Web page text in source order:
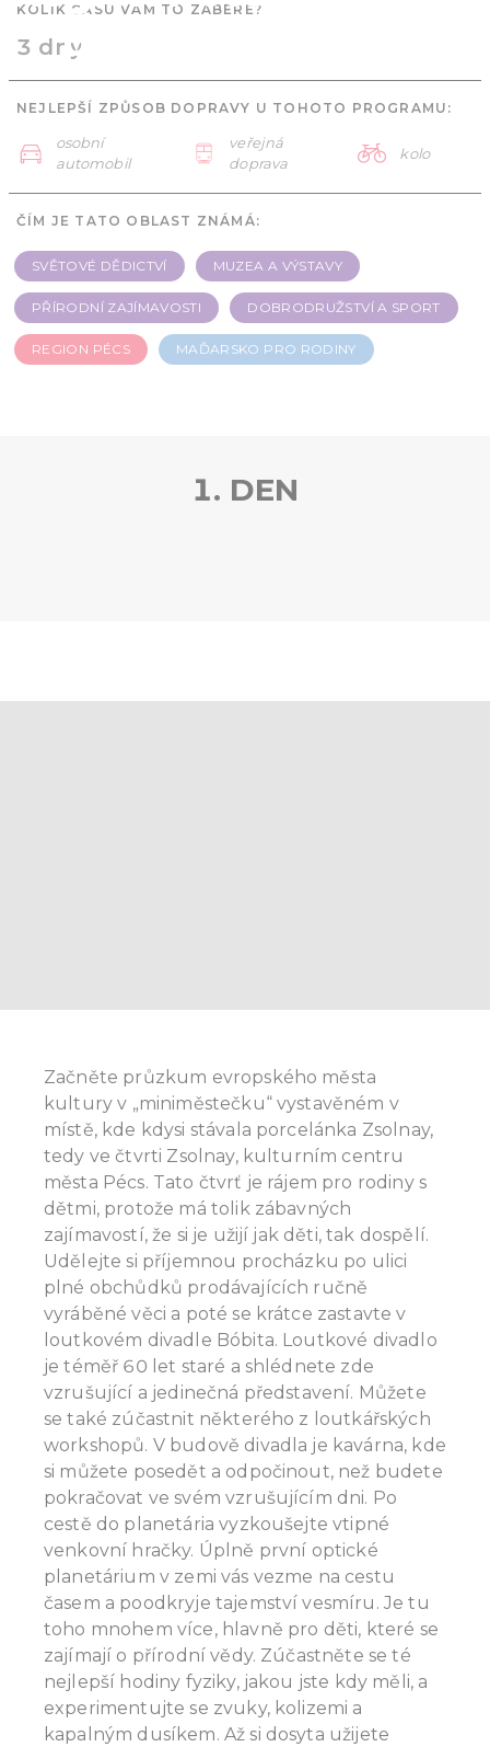
pro rodiny - 3 dny
KOLIK ČASU VÁM TO ZABERE?
3 dny
NEJLEPŠÍ ZPŮSOB DOPRAVY U TOHOTO PROGRAMU:
osobní
automobil
veřejná
doprava
kolo
ČÍM JE TATO OBLAST ZNÁMÁ:
SVĚTOVÉ DĚDICTVÍ MUZEA A VÝSTAVY
PŘÍRODNÍ ZAJÍMAVOSTI DOBRODRUŽSTVÍ A SPORT
REGION PÉCS MAĎARSKO PRO RODINY
1. DEN
Začněte průzkum evropského města
kultury v „miniměstečku“ vystavěném v
místě, kde kdysi stávala porcelánka Zsolnay,
tedy ve čtvrti Zsolnay, kulturním centru
města Pécs. Tato čtvrť je rájem pro rodiny s
dětmi, protože má tolik zábavných
zajímavostí, že si je užijí jak děti, tak dospělí.
Udělejte si příjemnou procházku po ulici
plné obchůdků prodávajících ručně
vyráběné věci a poté se krátce zastavte v
loutkovém divadle Bóbita. Loutkové divadlo
je téměř 60 let staré a shlédnete zde
vzrušující a jedinečná představení. Můžete
se také zúčastnit některého z loutkářských
workshopů. V budově divadla je kavárna, kde
si můžete posedět a odpočinout, než budete
pokračovat ve svém vzrušujícím dni. Po
cestě do planetária vyzkoušejte vtipné
venkovní hračky. Úplně první optické
planetárium v zemi vás vezme na cestu
časem a poodkryje tajemství vesmíru. Je tu
toho mnohem více, hlavně pro děti, které se
zajímají o přírodní vědy. Zúčastněte se té
nejlepší hodiny fyziky, jakou jste kdy měli, a
experimentujte se zvuky, kolizemi a
kapalným dusíkem. Až si dosyta užijete